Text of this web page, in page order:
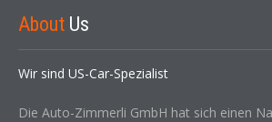
About Us
Wir sind US-Car-Spezialist
Die Auto-Zimmerli GmbH hat sich einen